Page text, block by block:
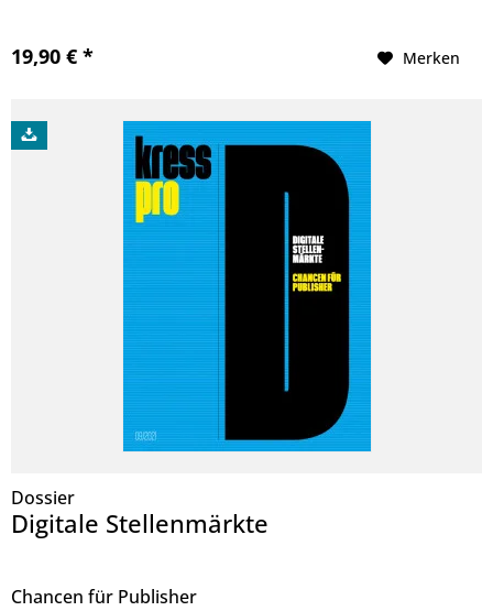
19,90 € * Merken
Dossier
Digitale Stellenmärkte
Chancen für Publisher